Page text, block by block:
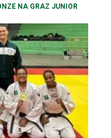
NA GRAZ JUNIOR